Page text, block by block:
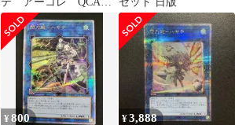
25th シク 遊戯王 通
常 絵違い
¥800 ¥3,888